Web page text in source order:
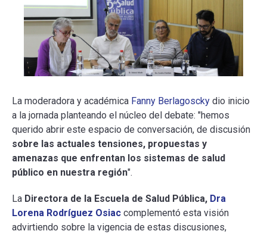
La moderadora y académica Fanny Berlagoscky dio inicio
a la jornada planteando el núcleo del debate: "hemos
querido abrir este espacio de conversación, de discusión
sobre las actuales tensiones, propuestas y
amenazas que enfrentan los sistemas de salud
público en nuestra región".
La Directora de la Escuela de Salud Pública, Dra
Lorena Rodríguez Osiac complementó esta visión
advirtiendo sobre la vigencia de estas discusiones,